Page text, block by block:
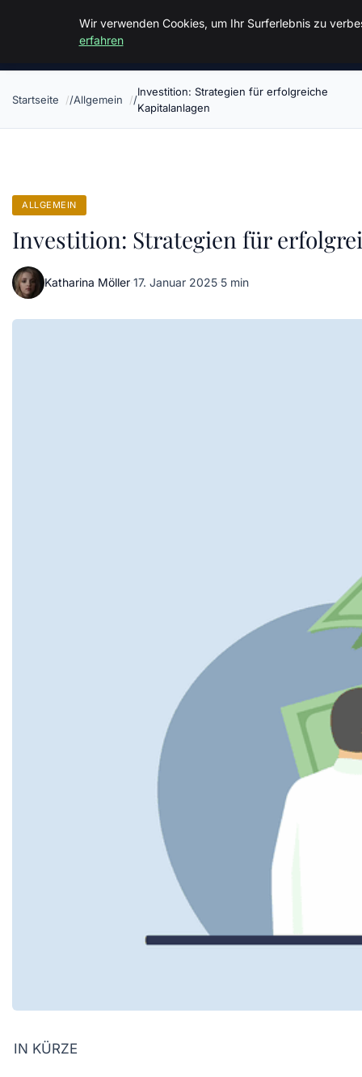
Malzminden
Startseite Allgemein
Investition: Strategien für erfolgreiche
Kapitalanlagen
ALLGEMEIN
Investition: Strategien für
Katharina Möller·17. Januar 2025·5 min
IN KÜRZE
Wir verwenden Cookies, um Ihr Surferlebnis zu
erfahren